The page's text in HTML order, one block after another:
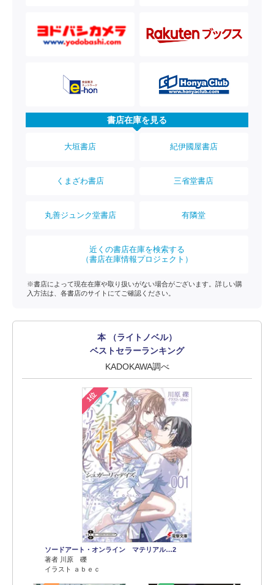
書店在庫を見る
大垣書店 紀伊國屋書店
くまざわ書店 三省堂書店
丸善ジュンク堂書店 有隣堂
近くの書店在庫を検索する
（書店在庫情報プロジェクト）
※書店によって現在在庫や取り扱いがない場合がございます。詳しい購
入方法は、各書店のサイトにてご確認ください。
本 （ライトノベル）
ベストセラーランキング
KADOKAWA調べ
1位
ソードアート・オンライン マテリアル…2
著者 川原 礫
イラスト ａｂｅｃ